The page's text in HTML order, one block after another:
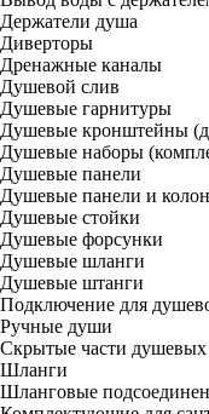
Держатели душа
Диверторы
Дренажные каналы
Душевой слив
Душевые гарнитуры
Душевые кронштейны
Душевые наборы
Душевые панели
Душевые панели и
Душевые стойки
Душевые форсунки
Душевые шланги
Душевые штанги
Подключение для
Ручные души
Скрытые части душевых
Шланги
Шланговые